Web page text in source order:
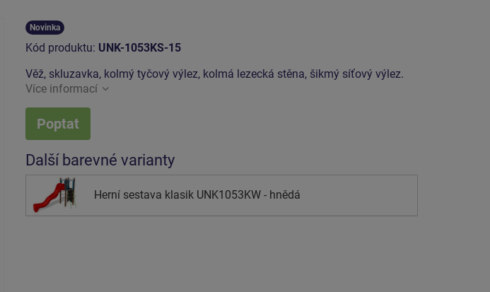
Novinka
Kód produktu: UNK-1053KS-15
Věž, skluzavka, kolmý tyčový výlez, kolmá lezecká stěna, šikmý síťový výlez.
Více informací
Poptat
Další barevné varianty
Herní sestava klasik UNK1053KW - hnědá